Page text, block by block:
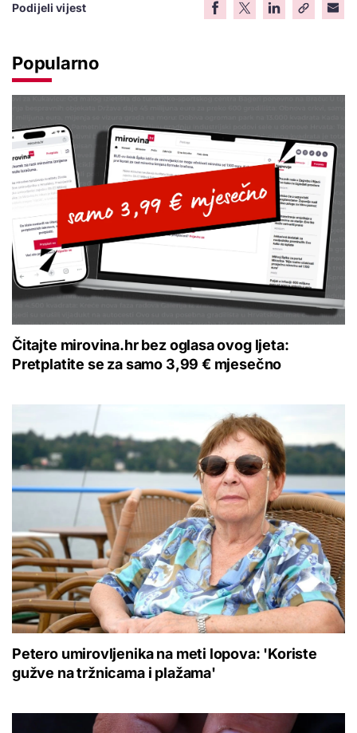
Podijeli vijest
Popularno
Čitajte mirovina.hr bez oglasa ovog ljeta:
Pretplatite se za samo 3,99 € mjesečno
Petero umirovljenika na meti lopova: 'Koriste
gužve na tržnicama i plažama'